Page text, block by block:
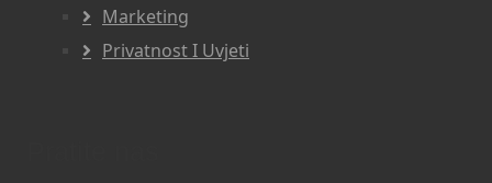
Marketing
Privatnost I Uvjeti